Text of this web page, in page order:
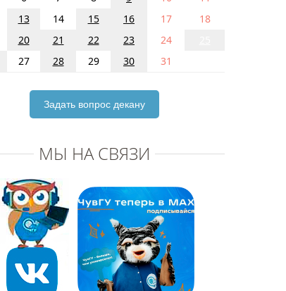
13 14 15 16 17
18
20 21 22 23 24
27 28 29 30 31
Задать вопрос декану
МЫ НА СВЯЗИ